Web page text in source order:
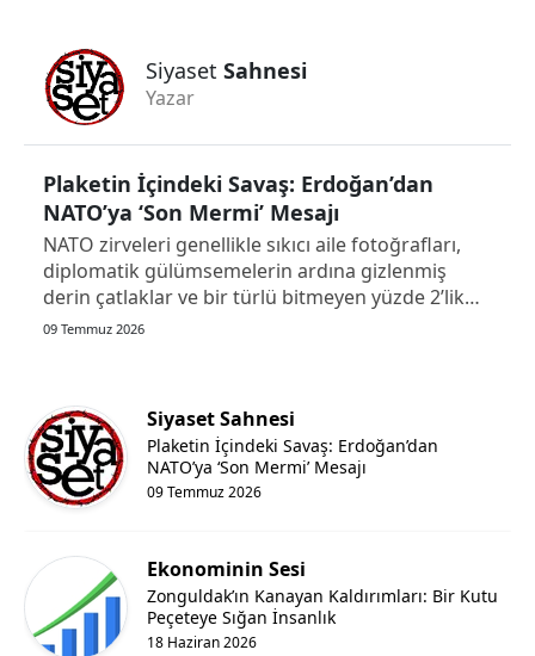
değişikliği tartışmalarıyla birlikte k...
Siyaset Sahnesi
Yazar
Plaketin İçindeki Savaş: Erdoğan’dan
NATO’ya ‘Son Mermi’ Mesajı
NATO zirveleri genellikle sıkıcı aile fotoğrafları,
diplomatik gülümsemelerin ardına gizlenmiş
derin çatlaklar ve bir türlü bitmeyen yüzde 2’lik
bütçe tartışmalarıyla hatırlanır. Ancak dün
Cumhurbaşkanı Erdoğan’ın bazı mevki...
09 Temmuz 2026
Siyaset Sahnesi
09 Temmuz 2026
Plaketin İçindeki Savaş: Erdoğan’dan
NATO’ya ‘Son Mermi’ Mesajı
Ekonominin Sesi
18 Haziran 2026
Zonguldak’ın Kanayan Kaldırımları: Bir Kutu
Peçeteye Sığan İnsanlık